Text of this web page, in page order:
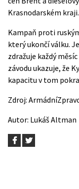
Krasnodarském kraji.
Kampaň proti
který ukončí válku.
zdražuje každý
závodu ukazuje, že
kapacitu v tom
Zdroj:
Autor: Lukáš Altman